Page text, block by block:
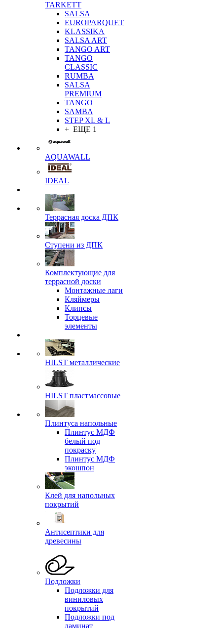
TARKETT
SALSA
EUROPARQUET
KLASSIKA
SALSA ART
TANGO ART
TANGO
CLASSIC
RUMBA
SALSA
PREMIUM
TANGO
SAMBA
STEP XL & L
+ ЕЩЕ 1
AQUAWALL
IDEAL
Террасная доска ДПК
Ступени из ДПК
Комплектующие для
террасной доски
Монтажные лаги
Кляймеры
Клипсы
Торцевые
элементы
HILST металлические
HILST пластмассовые
Плинтуса напольные
Плинтус МДФ
белый под
покраску
Плинтус МДФ
экошпон
Клей для напольных
покрытий
Антисептики для
древесины
Подложки
Подложки для
виниловых
покрытий
Подложки под
ламинат